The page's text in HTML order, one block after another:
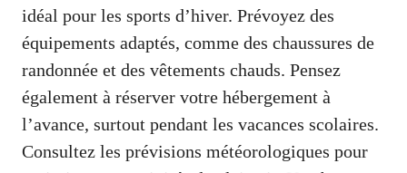
idéal pour les sports d’hiver. Prévoyez des
équipements adaptés, comme des chaussures de
randonnée et des vêtements chauds. Pensez
également à réserver votre hébergement à
l’avance, surtout pendant les vacances scolaires.
Consultez les prévisions météorologiques pour